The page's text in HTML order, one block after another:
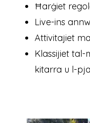
Ħarġiet
Live-ins
Attivitajiet
Klassijiet tal-
kitarra u l-